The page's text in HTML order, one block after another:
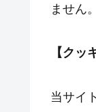
ません。
【クッ
当サイ